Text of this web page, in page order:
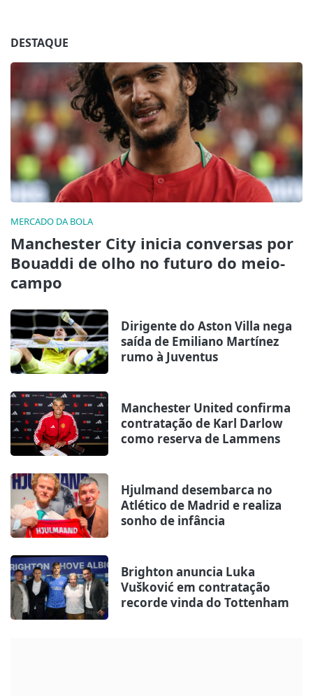
DESTAQUE
MERCADO DA BOLA
Manchester City inicia conversas por
Bouaddi de olho no futuro do meio-
campo
Dirigente do Aston Villa nega
saída de Emiliano Martínez
rumo à Juventus
Manchester United confirma
contratação de Karl Darlow
como reserva de Lammens
Hjulmand desembarca no
Atlético de Madrid e realiza
sonho de infância
Brighton anuncia Luka
Vušković em contratação
recorde vinda do Tottenham